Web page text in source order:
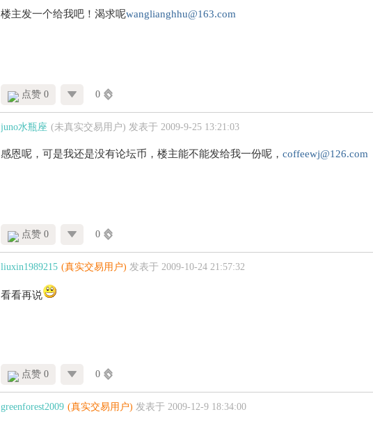
楼主发一个给我吧！渴求呢wanglianghhu@163.com
点赞 0 0
juno水瓶座 (未真实交易用户) 发表于 2009-9-25 13:21:03
感恩呢，可是我还是没有论坛币，楼主能不能发给我一份呢， coffeewj@126.com
点赞 0 0
liuxin1989215 (真实交易用户) 发表于 2009-10-24 21:57:32
看看再说
点赞 0 0
greenforest2009 (真实交易用户) 发表于 2009-12-9 18:34:00